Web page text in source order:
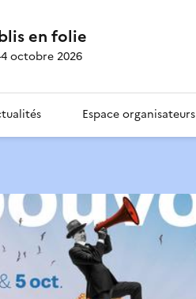
en folie
4 octobre 2026
Espace organisateurs